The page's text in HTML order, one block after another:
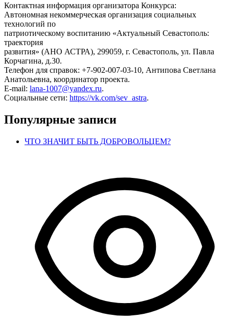
Контактная информация организатора Конкурса:
Автономная некоммерческая организация социальных
технологий по
патриотическому воспитанию «Актуальный Севастополь:
траектория
развития» (АНО АСТРА), 299059, г. Севастополь, ул. Павла
Корчагина, д.30.
Телефон для справок: +7-902-007-03-10, Антипова Светлана
Анатольевна, координатор проекта.
Е-mail: lana-1007@yandex.ru.
Социальные сети: https://vk.com/sev_astra.
Популярные записи
ЧТО ЗНАЧИТ БЫТЬ ДОБРОВОЛЬЦЕМ?